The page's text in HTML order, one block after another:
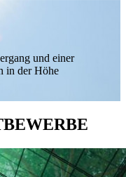
und einer
in der Höhe